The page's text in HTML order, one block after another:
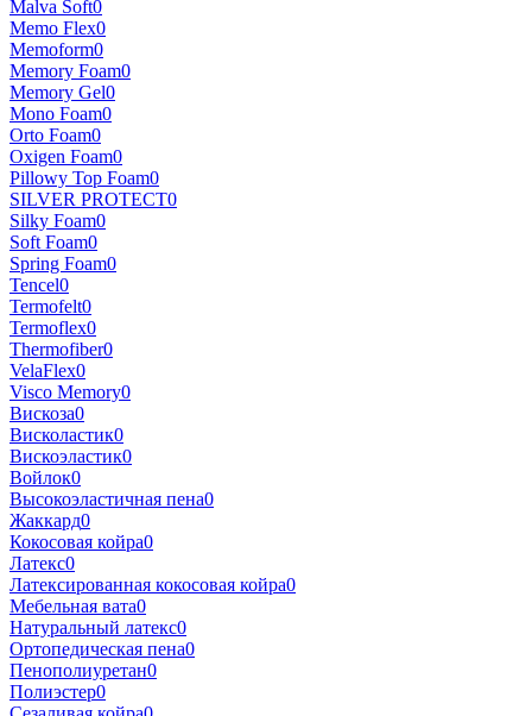
Malva Soft0
Memo Flex0
Memoform0
Memory Foam0
Memory Gel0
Mono Foam0
Orto Foam0
Oxigen Foam0
Pillowy Top Foam0
SILVER PROTECT0
Silky Foam0
Soft Foam0
Spring Foam0
Tencel0
Termofelt0
Termoflex0
Thermofiber0
VelaFlex0
Visco Memory0
Вискоза0
Висколастик0
Вискоэластик0
Войлок0
Высокоэластичная пена0
Жаккард0
Кокосовая койра0
Латекс0
Латексированная кокосовая койра0
Мебельная вата0
Натуральный латекс0
Ортопедическая пена0
Пенополиуретан0
Полиэстер0